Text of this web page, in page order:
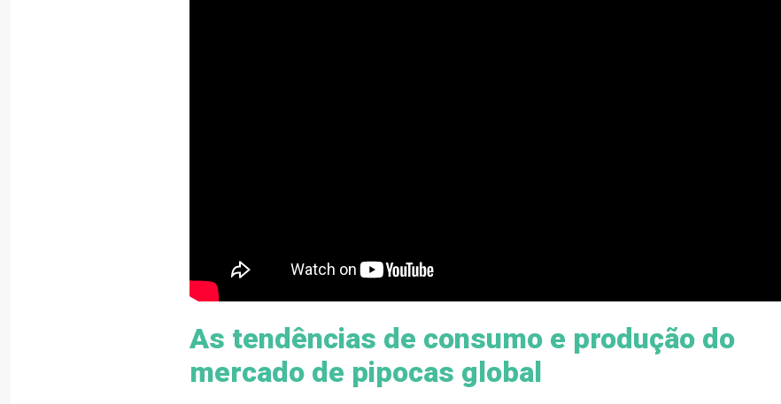
As tendências de consumo e produção do
mercado de pipocas global